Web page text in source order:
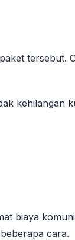
kehilangan
biaya
cara.